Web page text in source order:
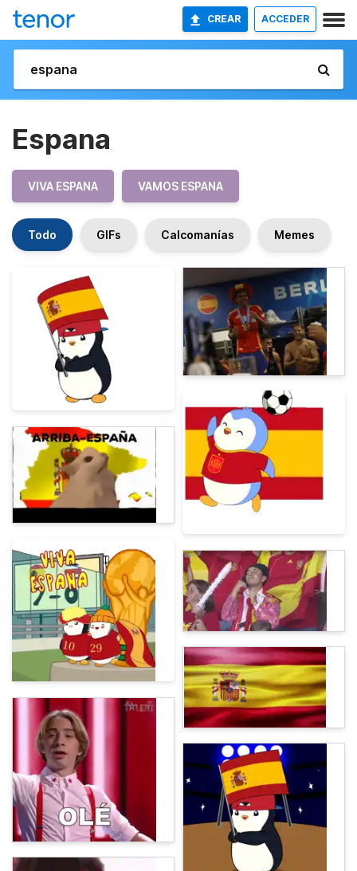
CREAR ACCEDER
Espana
VIVA ESPANA VAMOS ESPANA
Todo GIFs Calcomanías Memes